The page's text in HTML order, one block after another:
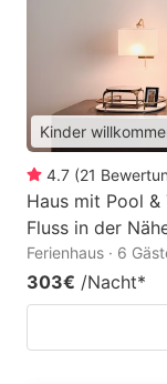
Kinder
4.7 (21
Haus mit Pool &
Fluss in der
Ferienhaus · 6
303€ /Nacht*